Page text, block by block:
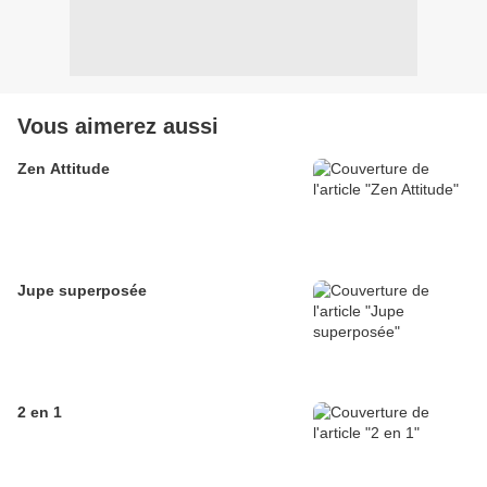
Vous aimerez aussi
Zen Attitude
Jupe superposée
2 en 1